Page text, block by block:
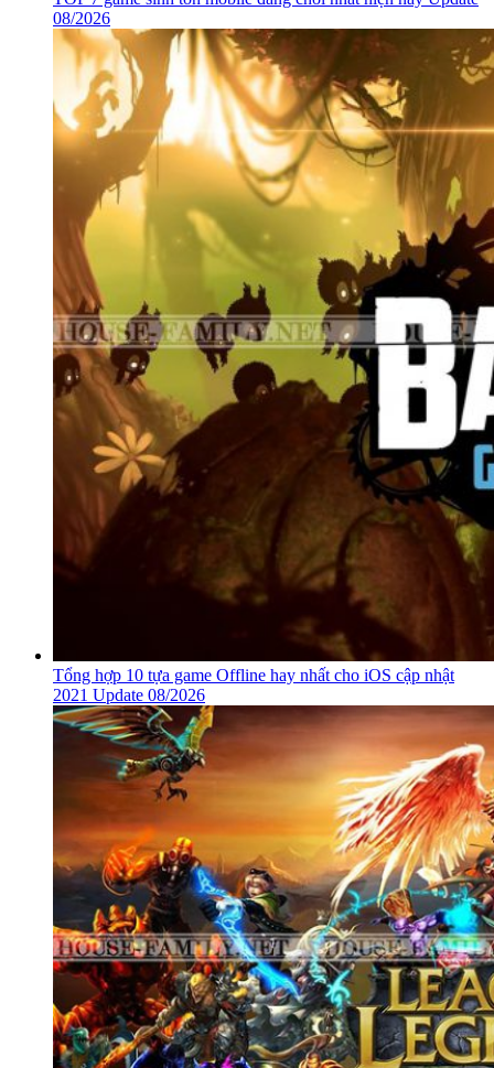
Board game là gì? Có gì thu hút? 8 thể loại board game phổ
biến Update 08/2026
TOP 7 game sinh tồn mobile đáng chơi nhất hiện nay Update